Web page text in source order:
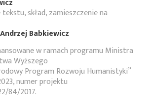
skład, zamieszczenie na
Babkiewicz
w ramach programu Ministra
Wyższego
Program Rozwoju Humanistyki”
numer projektu
84/2017.